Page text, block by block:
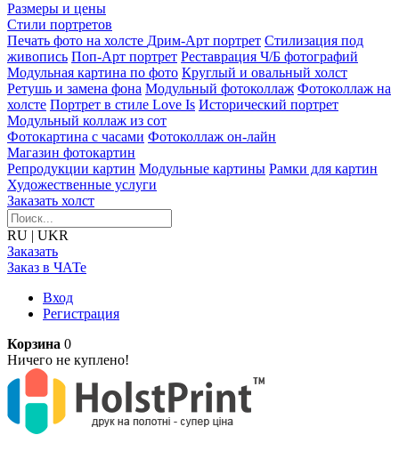
Размеры и цены
Стили портретов
Печать фото на холсте Дрим-Арт портрет Стилизация под
живопись Поп-Арт портрет Реставрация Ч/Б фотографий
Модульная картина по фото Круглый и овальный холст
Ретушь и замена фона Модульный фотоколлаж Фотоколлаж на
холсте Портрет в стиле Love Is Исторический портрет
Модульный коллаж из сот
Фотокартина с часами Фотоколлаж он-лайн
Магазин фотокартин
Репродукции картин Модульные картины Рамки для картин
Художественные услуги
Заказать холст
RU | UKR
Заказать
Заказ в ЧАТе
Вход
Регистрация
Корзина 0
Ничего не куплено!